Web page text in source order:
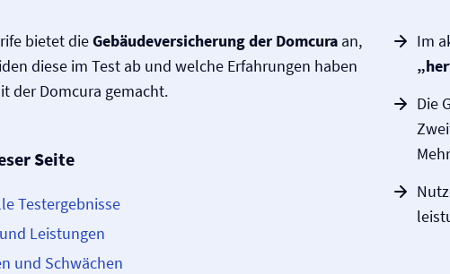
bietet dieGebäude­versicherung der Domcura an,
diese im Test ab und welche Erfahrungen haben
der Domcura gemacht.
Seite
Testergebnisse
Leistungen
und Schwächen
Im
Die